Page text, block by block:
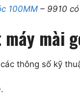
100MM – 9910
mài
thông số kỹ